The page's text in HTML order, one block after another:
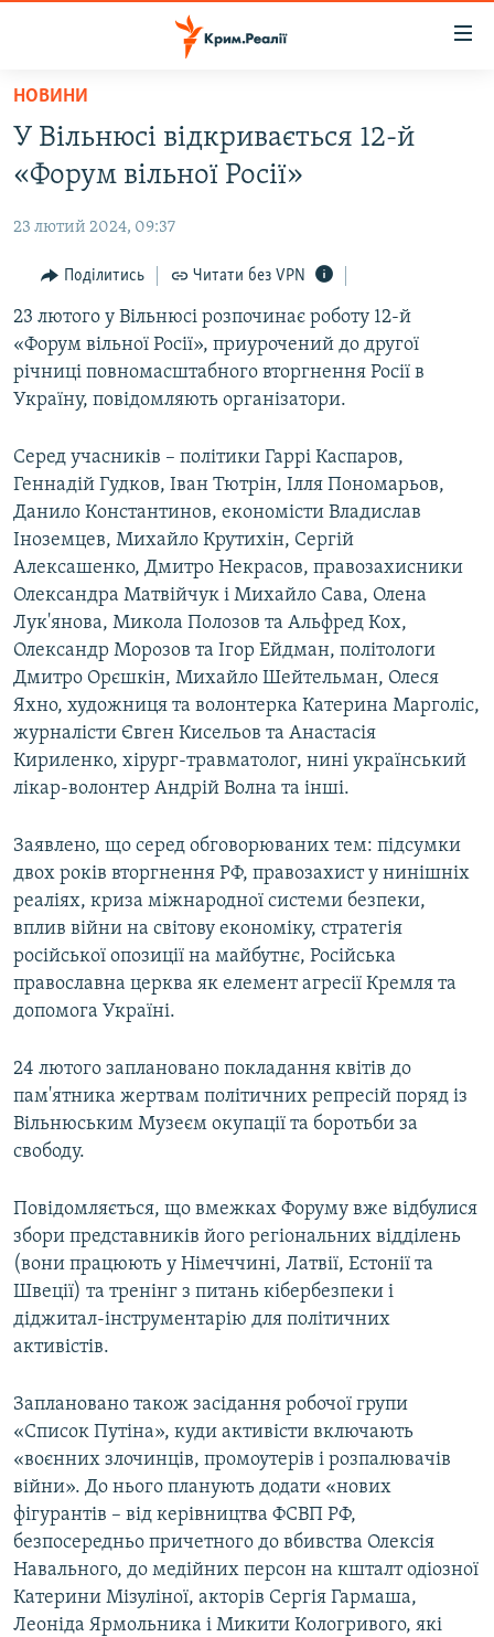
Перейти
основного
матеріалу
Перейти
до
навігації
Перейти
до
пошуку
ВОДА.КРИМ
ВІДЕО ТА ФОТО
ПОЛІТИКА
БЛОГИ
ПОГЛЯД
ІНТЕРВ'Ю
ВСЕ ЗА ДЕНЬ
ДЕПОРТАЦІЯ
ВІДЕОУРОКИ «ELIFBE»
УКРАЇНСЬКА ПРОБЛЕМА КРИМУ
ІНФОГРАФІКА
ЯК ОБІЙТИ БЛОКУВАННЯ
Русский
Qırımtatar
ДОЛУЧАЙСЯ!
Усі сайти RFE/RL
НОВИНИ
У Вільнюсі відкривається 12-й
«Форум вільної Росії»
23 лютий 2024, 09:37
Поділитись Читати без VPN
23 лютого у Вільнюсі розпочинає роботу 12-й
«Форум вільної Росії», приурочений до другої
річниці повномасштабного вторгнення Росії в
Україну, повідомляють організатори.
Серед учасників – політики Гаррі Каспаров,
Геннадій Гудков, Іван Тютрін, Ілля Пономарьов,
Данило Константинов, економісти Владислав
Іноземцев, Михайло Крутихін, Сергій
Алексашенко, Дмитро Некрасов, правозахисники
Олександра Матвійчук і Михайло Сава, Олена
Лук'янова, Микола Полозов та Альфред Кох,
Олександр Морозов та Ігор Ейдман, політологи
Дмитро Орєшкін, Михайло Шейтельман, Олеся
Яхно, художниця та волонтерка Катерина Марголіс,
журналісти Євген Кисельов та Анастасія
Кириленко, хірург-травматолог, нині український
лікар-волонтер Андрій Волна та інші.
Заявлено, що серед обговорюваних тем: підсумки
двох років вторгнення РФ, правозахист у нинішніх
реаліях, криза міжнародної системи безпеки,
вплив війни на світову економіку, стратегія
російської опозиції на майбутнє, Російська
православна церква як елемент агресії Кремля та
допомога Україні.
24 лютого заплановано покладання квітів до
пам'ятника жертвам політичних репресій поряд із
Вільнюським Музеєм окупації та боротьби за
свободу.
Повідомляється, що вмежках Форуму вже відбулися
збори представників його регіональних відділень
(вони працюють у Німеччині, Латвії, Естонії та
Швеції) та тренінг з питань кібербезпеки і
діджитал-інструментарію для політичних
активістів.
Заплановано також засідання робочої групи
«Список Путіна», куди активісти включають
«воєнних злочинців, промоутерів і розпалювачів
війни». До нього планують додати «нових
фігурантів – від керівництва ФСВП РФ,
безпосередньо причетного до вбивства Олексія
Навального, до медійних персон на кшталт одіозної
Катерини Мізуліної, акторів Сергія Гармаша,
Леоніда Ярмольника і Микити Кологривого, які